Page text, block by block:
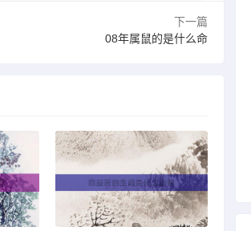
下一篇
08年属鼠的是什么命